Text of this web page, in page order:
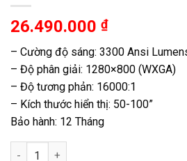
26.490.000 ₫
– Cường độ sáng: 3300 Ansi
– Độ phân giải: 1280×800 (WXGA)
– Độ tương phản: 16000:1
– Kích thước hiển thị: 50-100”
Bảo hành: 12 Tháng
Máy chiếu gần Panasonic PT-